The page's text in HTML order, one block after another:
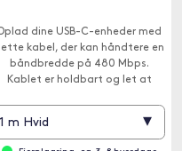
dine USB-C-enheder med
kabel, der kan håndtere en
båndbredde på 480 Mbps.
Kablet er holdbart og let at
1 m Hvid ▾